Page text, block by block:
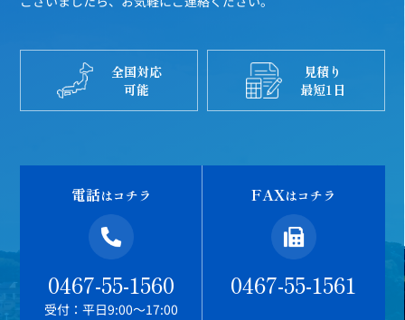
全国対応
可能
見積り
最短1日
電話はコチラ
0467-55-1560
受付：平日9:00～17:00
FAXはコチラ
0467-55-1561